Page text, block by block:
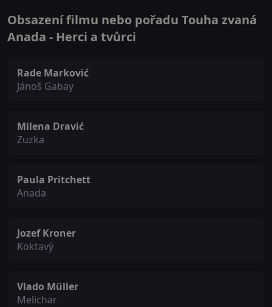
Obsazení filmu nebo pořadu Touha zvaná
Anada - Herci a tvůrci
Rade Marković
Jánoš Gabay
Milena Dravić
Zuzka
Paula Pritchett
Anada
Jozef Kroner
Koktavý
Vlado Müller
Melichar